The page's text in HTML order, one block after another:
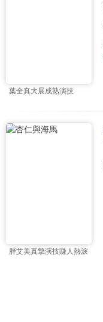
葉全真大展成熟演技
胖艾美真摯演技賺人熱淚